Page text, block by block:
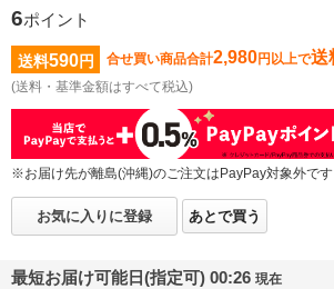
6ポイント
送料590円 合せ買い商品合計2,980円以上で送
(送料・基準金額はすべて税込)
※お届け先が離島(沖縄)のご注文はPayPay対象外です
お気に入りに登録 あとで買う
最短お届け可能日(指定可) 00:26 現在